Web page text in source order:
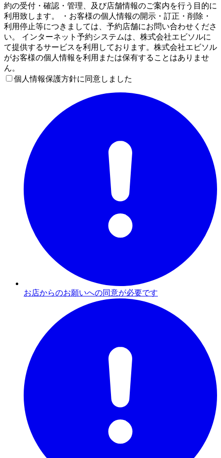
約の受付・確認・管理、及び店舗情報のご案内を行う目的に
利用致します。 ・お客様の個人情報の開示・訂正・削除・
利用停止等につきましては、予約店舗にお問い合わせくださ
い。 インターネット予約システムは、株式会社エビソルに
て提供するサービスを利用しております。株式会社エビソル
がお客様の個人情報を利用または保有することはありませ
ん。
個人情報保護方針に同意しました
お店からのお願いへの同意が必要です